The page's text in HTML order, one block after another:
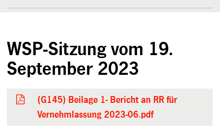
WSP-Sitzung vom 19.
September 2023
(G145) Beilage 1- Bericht an RR für
Vernehmlassung 2023-06.pdf